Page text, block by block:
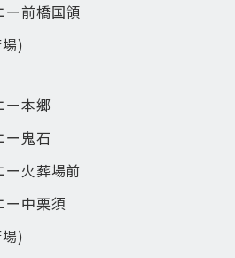
ー前橋国領
)
ー本郷
ー鬼石
ー火葬場前
ー中栗須
)